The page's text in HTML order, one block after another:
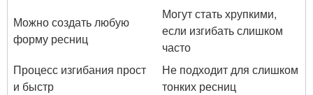
Можно создать любую
форму ресниц
Могут стать хрупкими,
если изгибать слишком
часто
Процесс изгибания прост
и быстр
Не подходит для слишком
тонких ресниц